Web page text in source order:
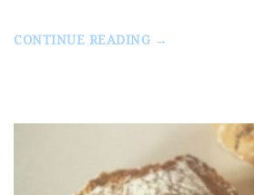
CONTINUE READING →